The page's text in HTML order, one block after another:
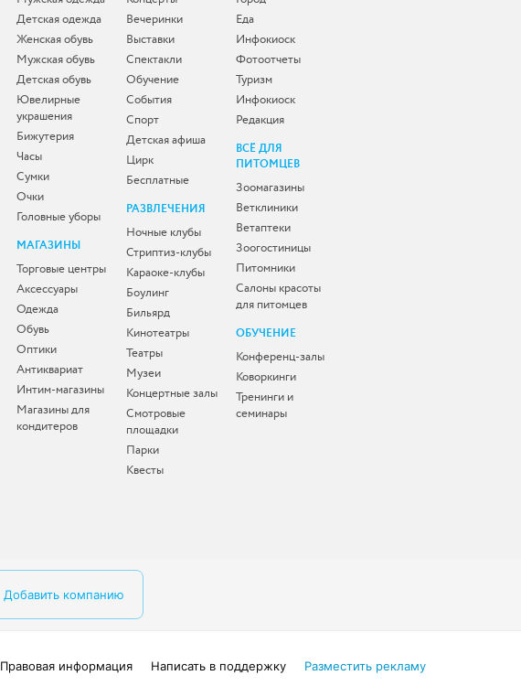
Детская одежда
Женская обувь
Мужская обувь
Детская обувь
Ювелирные
украшения
Бижутерия
Часы
Сумки
Очки
Головные уборы
МАГАЗИНЫ
Торговые центры
Аксессуары
Одежда
Обувь
Оптики
Антиквариат
Интим-магазины
Магазины для
кондитеров
Вечеринки
Выставки
Спектакли
Обучение
События
Спорт
Детская афиша
Цирк
Бесплатные
РАЗВЛЕЧЕНИЯ
Ночные клубы
Стриптиз-клубы
Караоке-клубы
Боулинг
Бильярд
Кинотеатры
Театры
Музеи
Концертные залы
Смотровые
площадки
Парки
Квесты
Еда
Инфокиоск
Фотоотчеты
Туризм
Инфокиоск
Редакция
ВСЁ ДЛЯ
ПИТОМЦЕВ
Зоомагазины
Ветклиники
Ветаптеки
Зоогостиницы
Питомники
Салоны красоты
для питомцев
ОБУЧЕНИЕ
Конференц-залы
Коворкинги
Тренинги и
семинары
Добавить компанию
Правовая информация Написать в поддержку
Разместить рекламу